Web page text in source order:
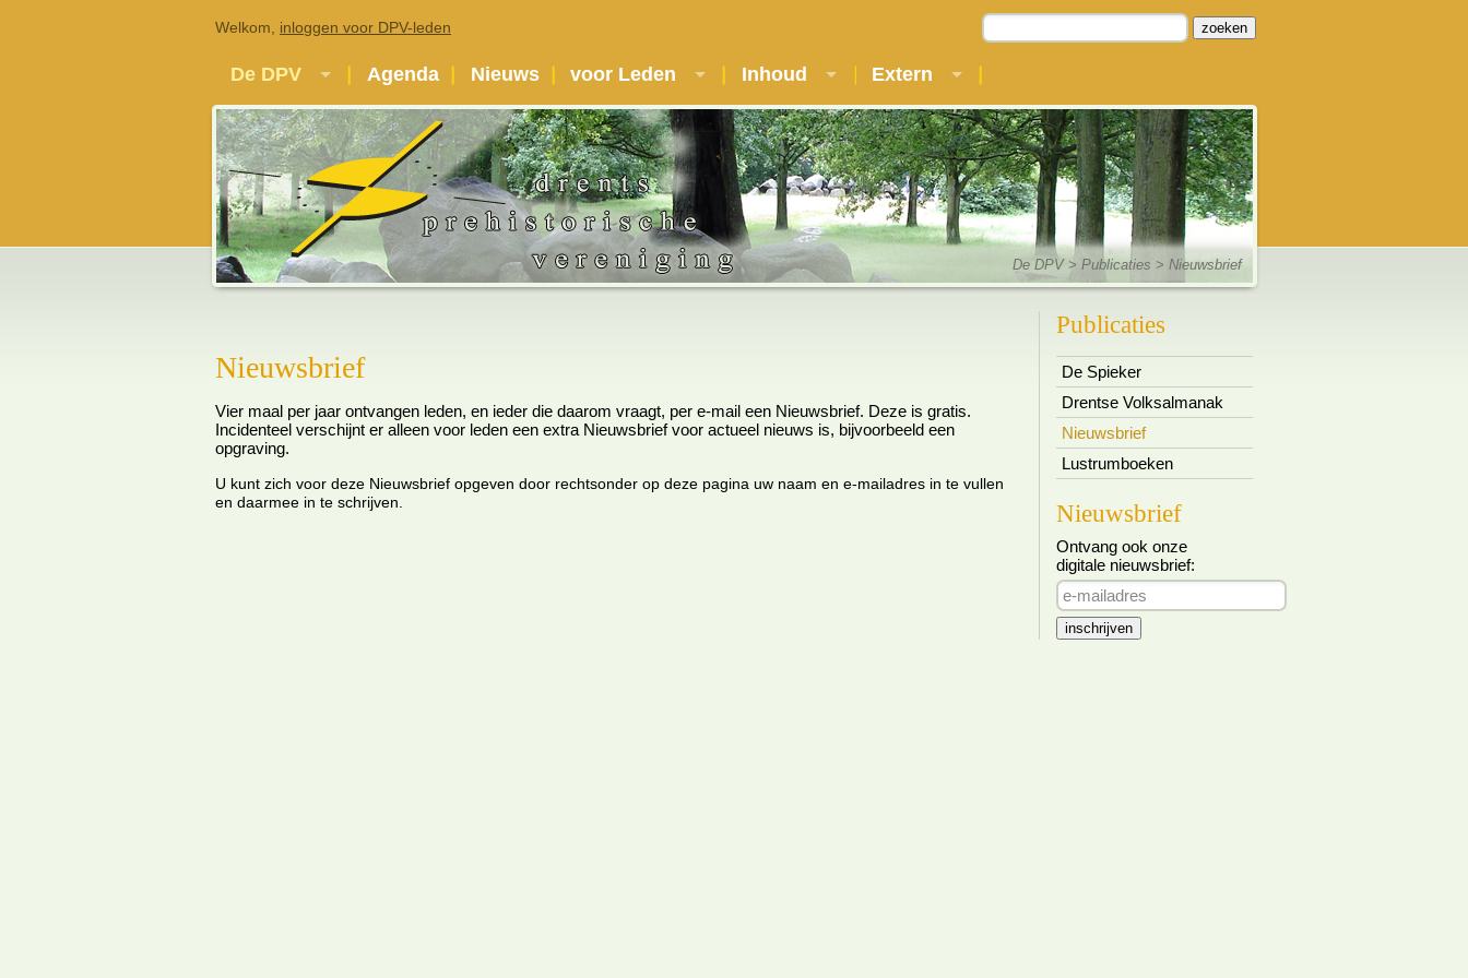
Nieuwsbrief
Vier maal per jaar ontvangen leden, en ieder die daarom vraagt, per e-mail een Nieuwsbrief. Deze is gratis.
Incidenteel verschijnt er alleen voor leden een extra Nieuwsbrief voor actueel nieuws is, bijvoorbeeld een
opgraving.
U kunt zich voor deze Nieuwsbrief opgeven door rechtsonder op deze pagina uw naam en e-mailadres in te vullen
en daarmee in te schrijven.
Publicaties
De Spieker
Drentse Volksalmanak
Nieuwsbrief
Lustrumboeken
Nieuwsbrief
Ontvang ook onze
digitale nieuwsbrief:
Welkom, inloggen voor DPV-leden zoeken
De DPV Agenda Nieuws voor Leden Inhoud Extern
De DPV> Publicaties > Nieuwsbrief